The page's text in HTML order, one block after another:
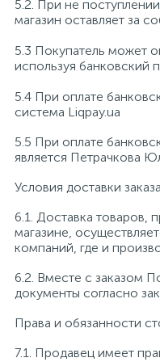
5.2. При не
магазин оставляет за
5.3 Покупатель может
используя банковский
5.4 При оплате
система Liqpay.ua
5.5 При оплате
является Петрачкова
Условия доставки заказа
6.1. Доставка товаров,
магазине,
компаний, где и
6.2. Вместе с заказом
документы согласно
Права и обязанности
7.1. Продавец имеет